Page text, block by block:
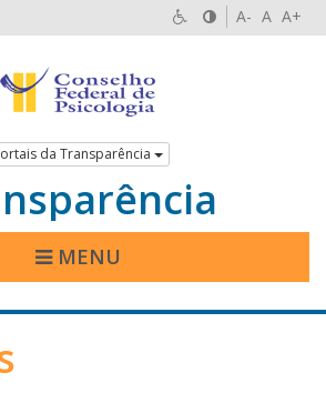
A- A A+
da Transparência
MENU